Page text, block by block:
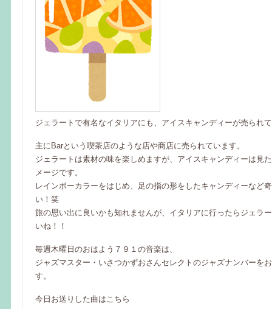
ジェラートで有名なイタリアにも、アイスキャンディーが売られ
主にBarという喫茶店のような店や商店に売られています。
ジェラートは素材の味を楽しめますが、アイスキャンディーは見
メージです。
レインボーカラーをはじめ、足の指の形をしたキャンディーなど
い！笑
旅の思い出に良いかも知れませんが、イタリアに行ったらジェラ
いね！！
毎週木曜日のおはよう７９１の音楽は、
ジャズマスター・いさつかずおさんセレクトのジャズナンバーを
す。
今日お送りした曲はこちら